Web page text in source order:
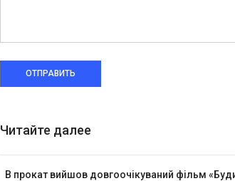
ОТПРАВИТЬ
Читайте далее
В прокат вийшов довгоочікуваний фільм